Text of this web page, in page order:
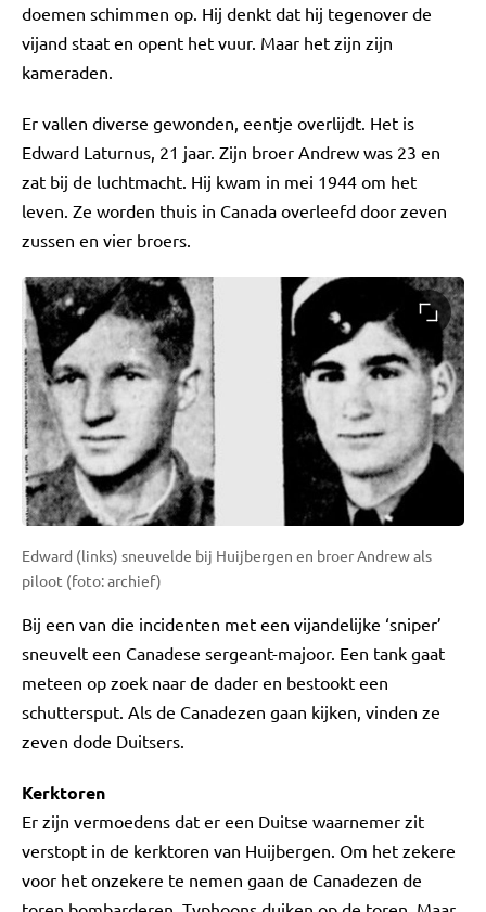
doemen schimmen op. Hij denkt dat hij tegenover de
vijand staat en opent het vuur. Maar het zijn zijn
kameraden.
Er vallen diverse gewonden, eentje overlijdt. Het is
Edward Laturnus, 21 jaar. Zijn broer Andrew was 23 en
zat bij de luchtmacht. Hij kwam in mei 1944 om het
leven. Ze worden thuis in Canada overleefd door zeven
zussen en vier broers.
Edward (links) sneuvelde bij Huijbergen en broer Andrew als
piloot (foto: archief)
Bij een van die incidenten met een vijandelijke ‘sniper’
sneuvelt een Canadese sergeant-majoor. Een tank gaat
meteen op zoek naar de dader en bestookt een
schuttersput. Als de Canadezen gaan kijken, vinden ze
zeven dode Duitsers.
Kerktoren
Er zijn vermoedens dat er een Duitse waarnemer zit
verstopt in de kerktoren van Huijbergen. Om het zekere
voor het onzekere te nemen gaan de Canadezen de